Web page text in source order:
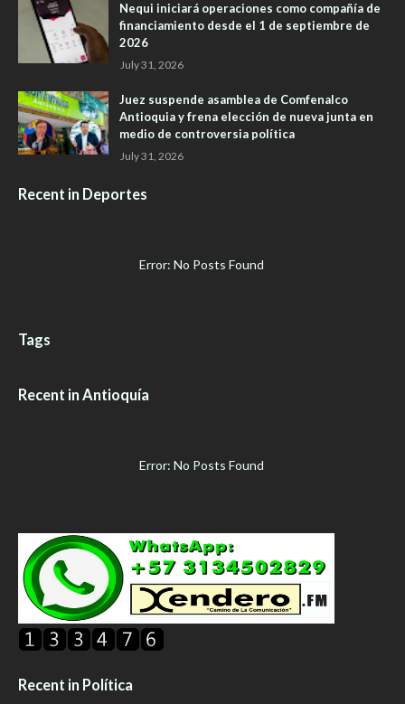
Nequi iniciará operaciones como compañía de
financiamiento desde el 1 de septiembre de
2026
July 31, 2026
Juez suspende asamblea de Comfenalco
Antioquia y frena elección de nueva junta en
medio de controversia política
July 31, 2026
Recent in Deportes
Error: No Posts Found
Tags
Recent in Antioquía
Error: No Posts Found
Recent in Política